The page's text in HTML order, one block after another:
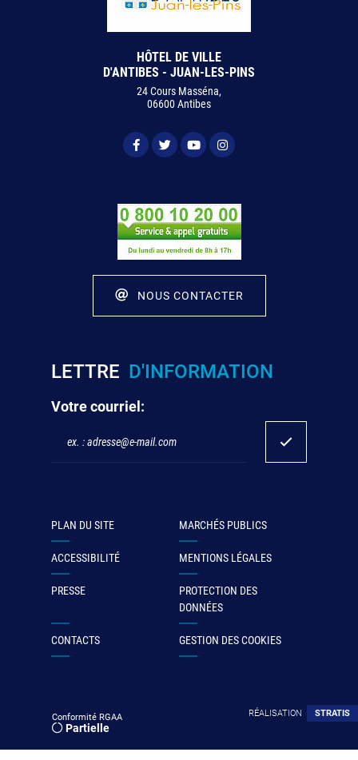
HÔTEL DE VILLE
D'ANTIBES - JUAN-LES-PINS
24 Cours Masséna,
06600 Antibes
NOUS CONTACTER
LETTRE D'INFORMATION
Votre courriel:
PLAN DU SITE MARCHÉS PUBLICS
ACCESSIBILITÉ MENTIONS LÉGALES
PRESSE
PROTECTION DES
DONNÉES
CONTACTS GESTION DES COOKIES
Conformité RGAA
Partielle
RÉALISATION STRATIS